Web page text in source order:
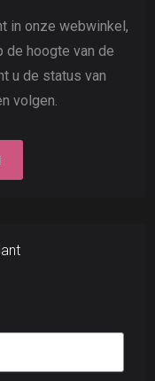
in onze webwinkel,
de hoogte van de
u de status van
volgen.